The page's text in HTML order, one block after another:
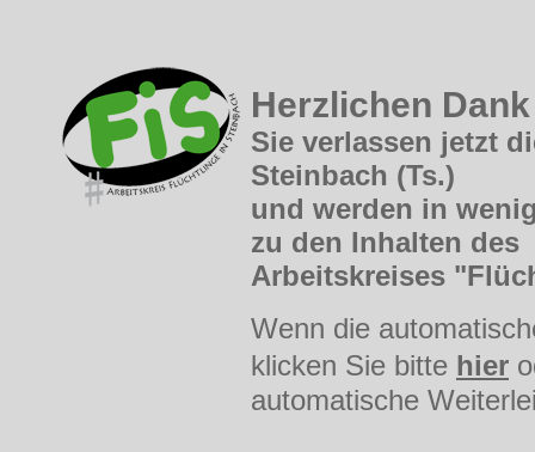
Herzlichen
Sie verlassen jetzt
Steinbach (Ts.)
und werden in
zu den Inhalten des
Arbeitskreises
Wenn die
klicken Sie bitte hier
automatische